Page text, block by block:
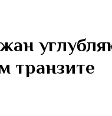
транзите